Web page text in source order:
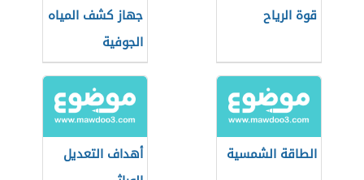
قوة الرياح
جهاز كشف المياه
الجوفية
الطاقة الشمسية
أهداف التعديل